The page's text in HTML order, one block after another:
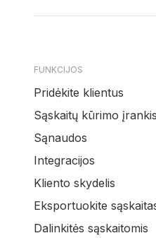
FUNKCIJOS
Pridėkite klientus
Sąskaitų kūrimo įrankis
Sąnaudos
Integracijos
Kliento skydelis
Eksportuokite
Dalinkitės sąskaitomis